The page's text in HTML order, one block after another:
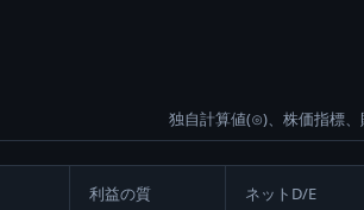
独自計算値(⊙)、株価指標、
利益の質 ネットD/E